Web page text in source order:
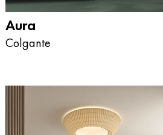
Aura
Colgante